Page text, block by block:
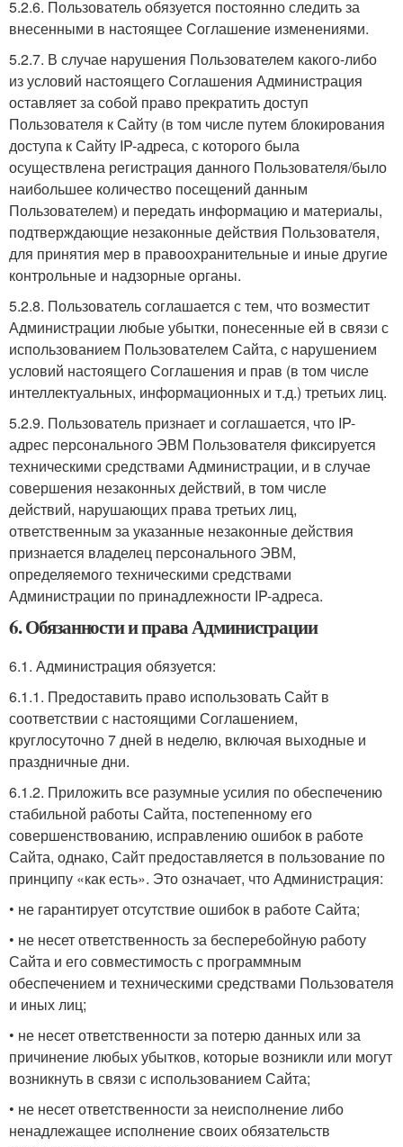
5.2.6. Пользователь обязуется постоянно следить за
внесенными в настоящее Соглашение изменениями.
5.2.7. В случае нарушения Пользователем какого-либо
из условий настоящего Соглашения Администрация
оставляет за собой право прекратить доступ
Пользователя к Сайту (в том числе путем блокирования
доступа к Сайту IP-адреса, с которого была
осуществлена регистрация данного Пользователя/было
наибольшее количество посещений данным
Пользователем) и передать информацию и материалы,
подтверждающие незаконные действия Пользователя,
для принятия мер в правоохранительные и иные другие
контрольные и надзорные органы.
5.2.8. Пользователь соглашается с тем, что возместит
Администрации любые убытки, понесенные ей в связи с
использованием Пользователем Сайта, c нарушением
условий настоящего Соглашения и прав (в том числе
интеллектуальных, информационных и т.д.) третьих лиц.
5.2.9. Пользователь признает и соглашается, что IP-
адрес персонального ЭВМ Пользователя фиксируется
техническими средствами Администрации, и в случае
совершения незаконных действий, в том числе
действий, нарушающих права третьих лиц,
ответственным за указанные незаконные действия
признается владелец персонального ЭВМ,
определяемого техническими средствами
Администрации по принадлежности IP-адреса.
6. Обязанности и права Администрации
6.1. Администрация обязуется:
6.1.1. Предоставить право использовать Сайт в
соответствии с настоящими Соглашением,
круглосуточно 7 дней в неделю, включая выходные и
праздничные дни.
6.1.2. Приложить все разумные усилия по обеспечению
стабильной работы Сайта, постепенному его
совершенствованию, исправлению ошибок в работе
Сайта, однако, Сайт предоставляется в пользование по
принципу «как есть». Это означает, что Администрация:
• не гарантирует отсутствие ошибок в работе Сайта;
• не несет ответственность за бесперебойную работу
Сайта и его совместимость с программным
обеспечением и техническими средствами Пользователя
и иных лиц;
• не несет ответственности за потерю данных или за
причинение любых убытков, которые возникли или могут
возникнуть в связи с использованием Сайта;
• не несет ответственности за неисполнение либо
ненадлежащее исполнение своих обязательств